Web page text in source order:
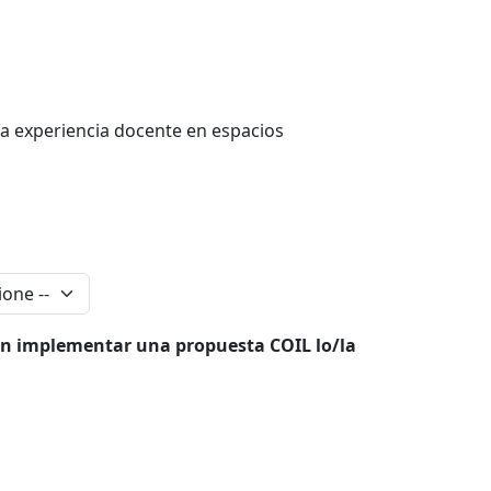
experiencia docente en espacios
implementar una propuesta COIL lo/la